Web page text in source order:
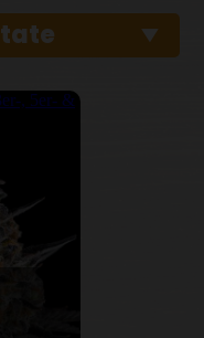
, 5er- &